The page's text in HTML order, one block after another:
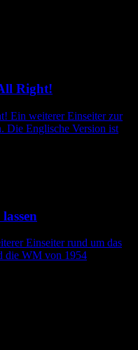
Right!
Ein weiterer Einseiter zur
Die Englische Version ist
Einseiter rund um das
die WM von 1954